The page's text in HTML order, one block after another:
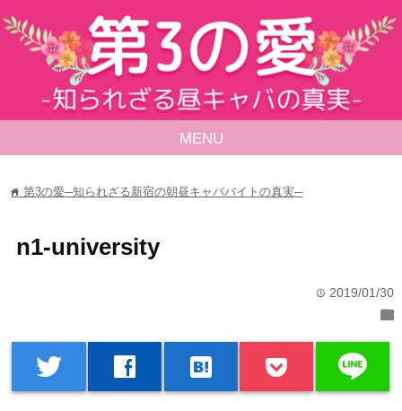
MENU
home第3の愛─知られざる新宿の朝昼キャババイトの真実─
n1-university
time 2019/01/30
folder
twitter facebook hatenabookmark line